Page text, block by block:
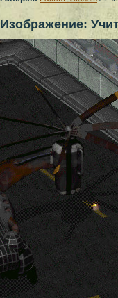
Изображение: